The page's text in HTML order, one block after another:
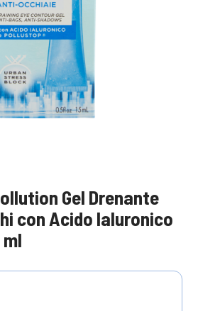
Gel Drenante
con Acido Ialuronico